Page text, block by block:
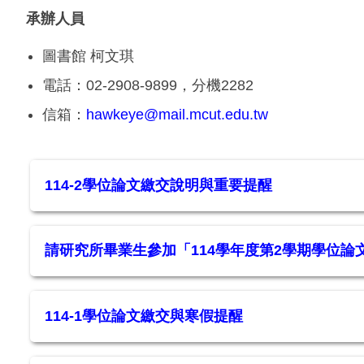
承辦人員
圖書館 柯文琪
電話：02-2908-9899，分機2282
信箱： hawkeye@mail.mcut.edu.tw
114-2學位論文繳交說明與重要提醒
請研究所畢業生參加「114學年度第2學期學位論
114-1學位論文繳交與寒假提醒